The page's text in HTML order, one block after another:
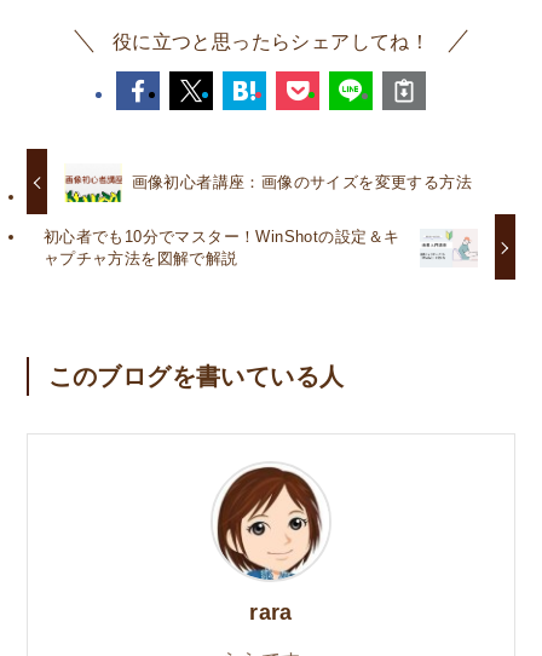
役に立つと思ったらシェアしてね！
画像初心者講座：画像のサイズを変更する方法
初心者でも10分でマスター！WinShotの設定＆キ
ャプチャ方法を図解で解説
このブログを書いている人
rara